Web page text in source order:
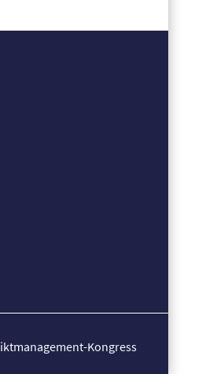
Kongress